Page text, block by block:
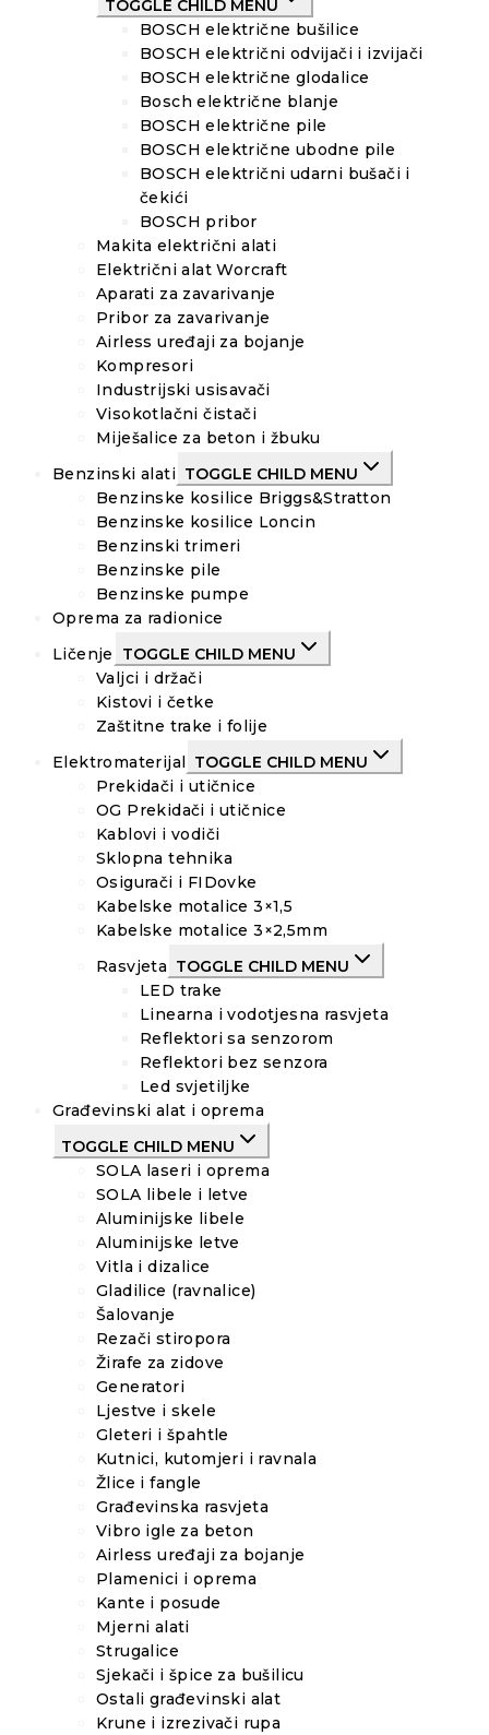
TOGGLE CHILD MENU
BOSCH električne bušilice
BOSCH električni odvijači i izvijači
BOSCH električne glodalice
Bosch električne blanje
BOSCH električne pile
BOSCH električne ubodne pile
BOSCH električni udarni bušači i
čekići
BOSCH pribor
Makita električni alati
Električni alat Worcraft
Aparati za zavarivanje
Pribor za zavarivanje
Airless uređaji za bojanje
Kompresori
Industrijski usisavači
Visokotlačni čistači
Miješalice za beton i žbuku
Benzinski alati TOGGLE CHILD MENU
Benzinske kosilice Briggs&Stratton
Benzinske kosilice Loncin
Benzinski trimeri
Benzinske pile
Benzinske pumpe
Oprema za radionice
Ličenje
TOGGLE CHILD MENU
Valjci i držači
Kistovi i četke
Zaštitne trake i folije
Elektromaterijal
TOGGLE CHILD MENU
Prekidači i utičnice
OG Prekidači i utičnice
Kablovi i vodiči
Sklopna tehnika
Osigurači i FIDovke
Kabelske motalice 3×1,5
Kabelske motalice 3×2,5mm
Rasvjeta TOGGLE CHILD MENU
LED trake
Linearna i vodotjesna rasvjeta
Reflektori sa senzorom
Reflektori bez senzora
Led svjetiljke
Građevinski alat i oprema
TOGGLE CHILD MENU
SOLA laseri i oprema
SOLA libele i letve
Aluminijske libele
Aluminijske letve
Vitla i dizalice
Gladilice (ravnalice)
Šalovanje
Rezači stiropora
Žirafe za zidove
Generatori
Ljestve i skele
Gleteri i špahtle
Kutnici, kutomjeri i ravnala
Žlice i fangle
Građevinska rasvjeta
Vibro igle za beton
Airless uređaji za bojanje
Plamenici i oprema
Kante i posude
Mjerni alati
Strugalice
Sjekači i špice za bušilicu
Ostali građevinski alat
Krune i izrezivači rupa